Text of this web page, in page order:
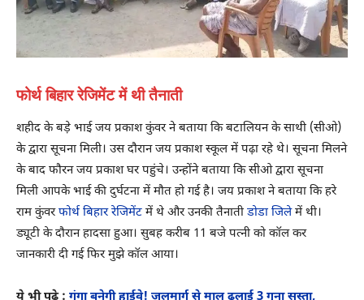
फोर्थ बिहार रेजिमेंट में थी तैनाती
शहीद के बड़े भाई जय प्रकाश कुंवर ने बताया कि बटालियन के साथी (सीओ)
के द्वारा सूचना मिली। उस दौरान जय प्रकाश स्कूल में पढ़ा रहे थे। सूचना मिलने
के बाद फौरन जय प्रकाश घर पहुंचे। उन्होंने बताया कि सीओ द्वारा सूचना
मिली आपके भाई की दुर्घटना में मौत हो गई है। जय प्रकाश ने बताया कि हरे
राम कुंवरफोर्थ बिहार रेजिमेंट में थे और उनकी तैनाती डोडा जिलेमें थी।
ड्यूटी के दौरान हादसा हुआ। सुबह करीब 11 बजे पत्नी को कॉल कर
जानकारी दी गई फिर मुझे कॉल आया।